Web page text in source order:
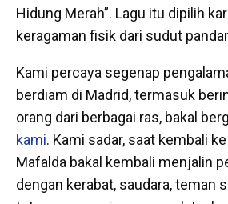
Hidung Merah”. Lagu itu dipilih
keragaman fisik dari sudut
Kami percaya segenap
berdiam di Madrid, termasuk
orang dari berbagai ras, bakal
kami. Kami sadar, saat kembali
Mafalda bakal kembali menjalin
dengan kerabat, saudara, teman